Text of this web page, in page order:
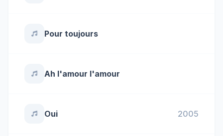
Pour toujours
Ah l'amour l'amour
Oui 2005